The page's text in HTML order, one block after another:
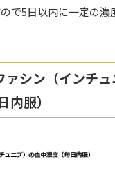
で5日以内に一定の濃
ァシン（インチ
内服）